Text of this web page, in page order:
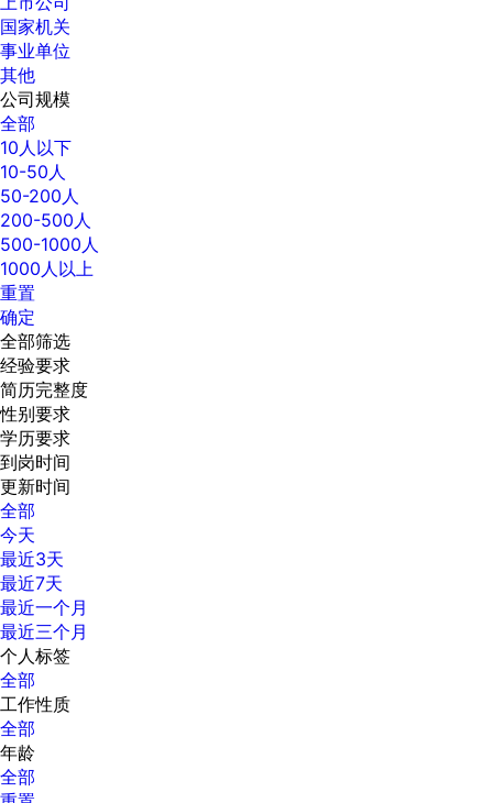
国家机关
事业单位
其他
公司规模
全部
10人以下
10-50人
50-200人
200-500人
500-1000人
1000人以上
重置
确定
全部筛选
经验要求
简历完整度
性别要求
学历要求
到岗时间
更新时间
全部
今天
最近3天
最近7天
最近一个月
最近三个月
个人标签
全部
工作性质
全部
年龄
全部